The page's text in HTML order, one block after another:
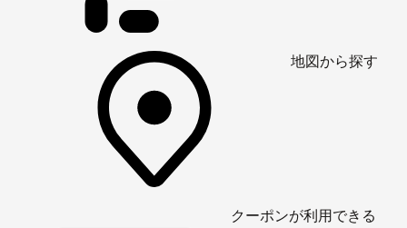
地図から探す
クーポンが利用できる